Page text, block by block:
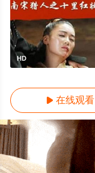
HD
 在线观看